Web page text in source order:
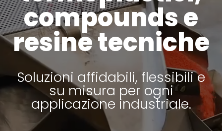
compounds e
resine tecniche
Soluzioni affidabili, flessibili e
su misura per ogni
applicazione industriale.